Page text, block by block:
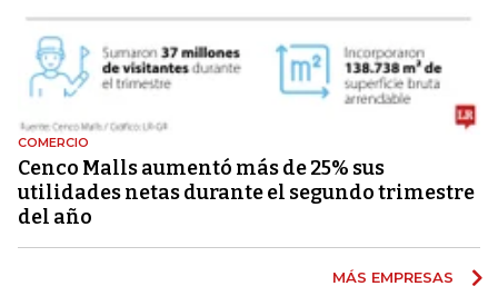
COMERCIO
Cenco Malls aumentó más de 25% sus
utilidades netas durante el segundo trimestre
del año
MÁS EMPRESAS